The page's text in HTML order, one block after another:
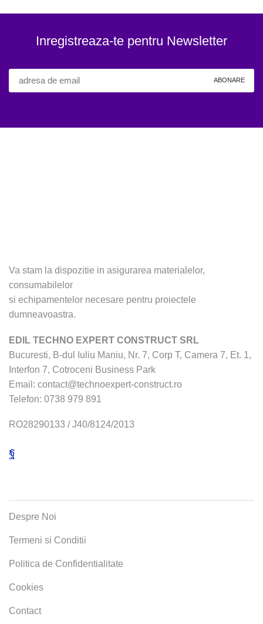
Inregistreaza-te pentru Newsletter
Va stam la dispozitie in asigurarea materialelor,
consumabilelor
si echipamentelor necesare pentru proiectele
dumneavoastra.
EDIL TECHNO EXPERT CONSTRUCT SRL
Bucuresti, B-dul Iuliu Maniu, Nr. 7, Corp T, Camera 7, Et. 1,
Interfon 7, Cotroceni Business Park
Email: contact@technoexpert-construct.ro
Telefon: 0738 979 891
RO28290133 / J40/8124/2013
Facebook
Despre Noi
Termeni si Conditii
Politica de Confidentialitate
Cookies
Contact